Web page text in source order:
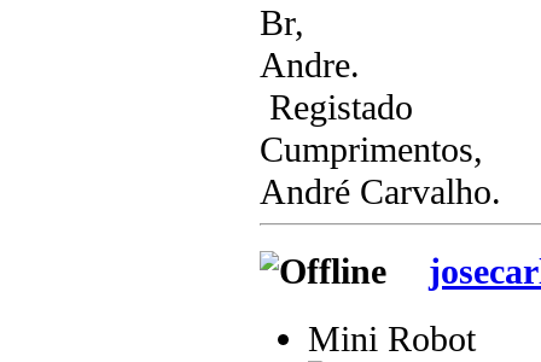
Br,
Andre.
Registado
Cumprimentos,
André Carvalho.
Mini Robot